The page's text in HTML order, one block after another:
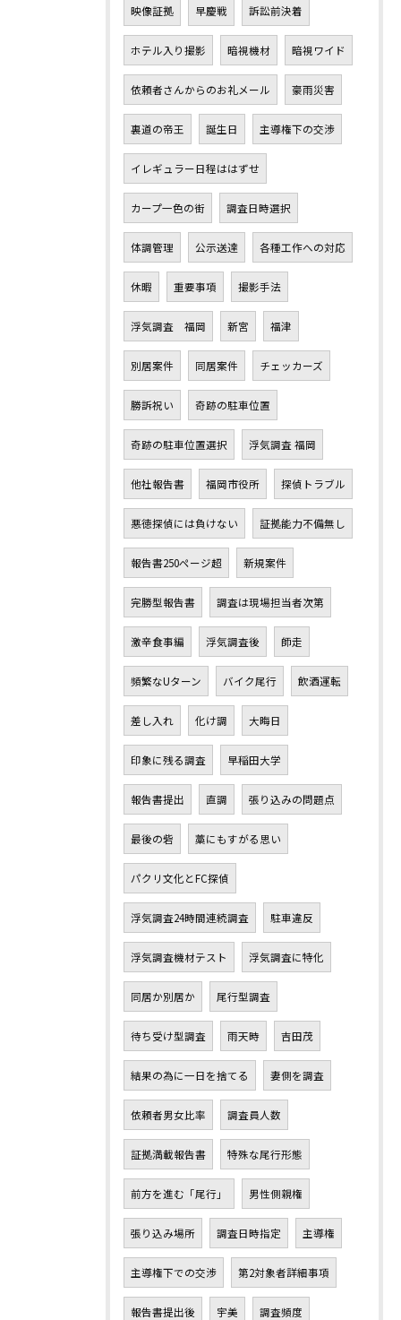
映像証拠 早慶戦 訴訟前決着
ホテル入り撮影 暗視機材 暗視ワイド
依頼者さんからのお礼メール 豪雨災害
裏道の帝王 誕生日 主導権下の交渉
イレギュラー日程ははずせ
カープ一色の街 調査日時選択
体調管理 公示送達 各種工作への対応
休暇 重要事項 撮影手法
浮気調査 福岡 新宮 福津
別居案件 同居案件 チェッカーズ
勝訴祝い 奇跡の駐車位置
奇跡の駐車位置選択 浮気調査 福岡
他社報告書 福岡市役所 探偵トラブル
悪徳探偵には負けない 証拠能力不備無し
報告書250ページ超 新規案件
完勝型報告書 調査は現場担当者次第
激辛食事編 浮気調査後 師走
頻繁なUターン バイク尾行 飲酒運転
差し入れ 化け調 大晦日
印象に残る調査 早稲田大学
報告書提出 直調 張り込みの問題点
最後の砦 藁にもすがる思い
パクリ文化とFC探偵
浮気調査24時間連続調査 駐車違反
浮気調査機材テスト 浮気調査に特化
同居か別居か 尾行型調査
待ち受け型調査 雨天時 吉田茂
結果の為に一日を捨てる 妻側を調査
依頼者男女比率 調査員人数
証拠満載報告書 特殊な尾行形態
前方を進む「尾行」 男性側親権
張り込み場所 調査日時指定 主導権
主導権下での交渉 第2対象者詳細事項
報告書提出後 宇美 調査頻度